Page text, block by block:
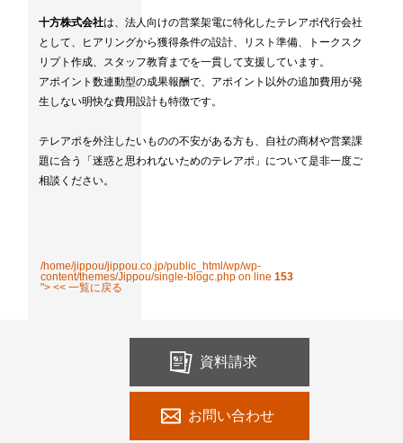
十方株式会社は、法人向けの営業架電に特化したテレアポ代行会社
として、ヒアリングから獲得条件の設計、リスト準備、トークスク
リプト作成、スタッフ教育までを一貫して支援しています。
アポイント数連動型の成果報酬で、アポイント以外の追加費用が発
生しない明快な費用設計も特徴です。
テレアポを外注したいものの不安がある方も、自社の商材や営業課
題に合う「迷惑と思われないためのテレアポ」について是非一度ご
相談ください。
/home/jippou/jippou.co.jp/public_html/wp/wp-
content/themes/Jippou/single-blogc.php on line 153
"> << 一覧に戻る
資料請求
お問い合わせ